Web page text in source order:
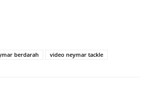
berdarah video neymar tackle